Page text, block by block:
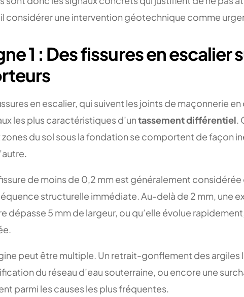
considérer une intervention géotechnique comme
1 : Des fissures en escalier
en escalier, qui suivent les joints de maçonnerie
les plus caractéristiques d’untassement différentiel.
zones du sol sous la fondation se comportent de façon
de moins de 0,2 mm est généralement
structurelle immédiate. Au-delà de 2 mm, une
dépasse 5 mm de largeur, ou qu’elle évolue
peut être multiple. Un retrait-gonflement des argiles
du réseau d’eau souterraine, ou encore une
parmi les causes les plus fréquentes.